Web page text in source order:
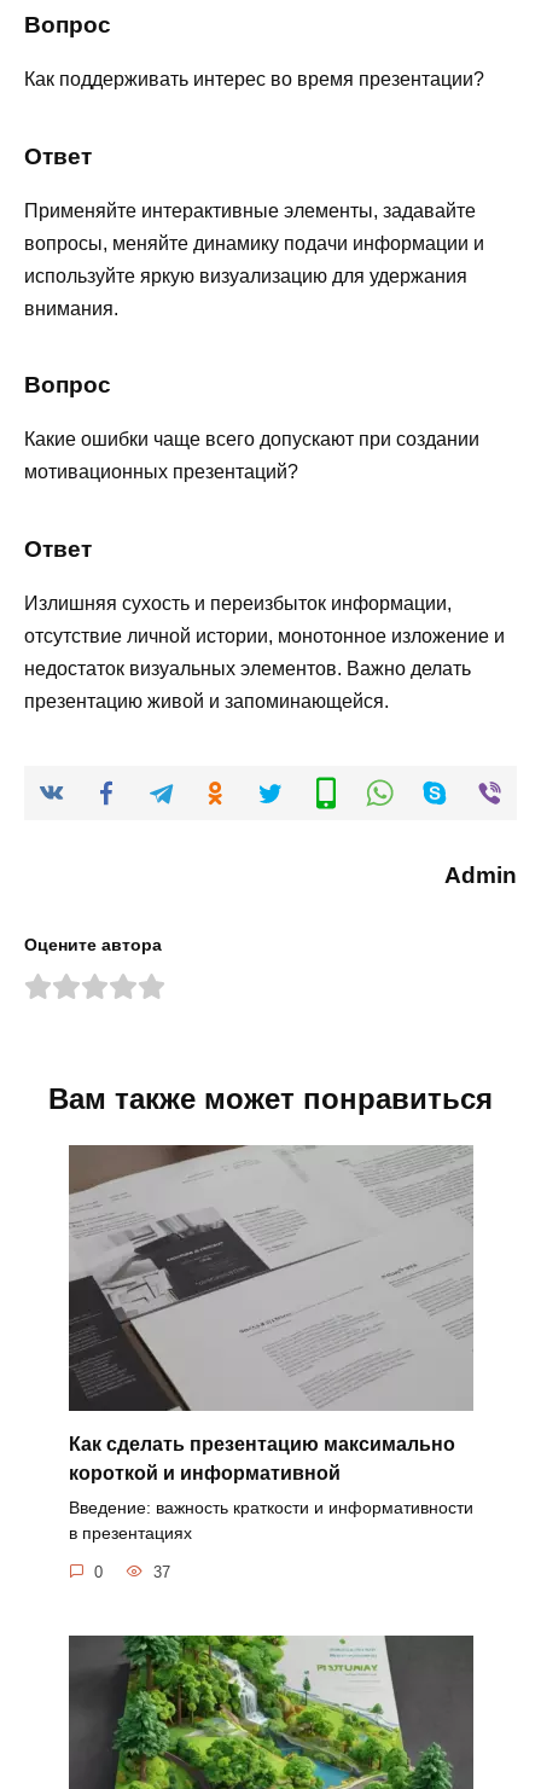
Вопрос
Как поддерживать интерес во время презентации?
Ответ
Применяйте интерактивные элементы, задавайте
вопросы, меняйте динамику подачи информации и
используйте яркую визуализацию для удержания
внимания.
Вопрос
Какие ошибки чаще всего допускают при создании
мотивационных презентаций?
Ответ
Излишняя сухость и переизбыток информации,
отсутствие личной истории, монотонное изложение и
недостаток визуальных элементов. Важно делать
презентацию живой и запоминающейся.
Admin
Оцените автора
Вам также может понравиться
Как сделать презентацию максимально
короткой и информативной
Введение: важность краткости и информативности
в презентациях
0 37